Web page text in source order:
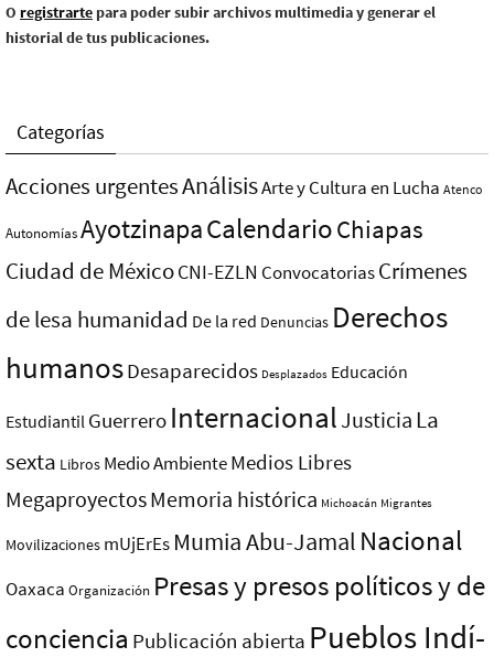
O registrarte para poder subir archivos multimedia y generar el
historial de tus publicaciones.
Categorías
Acciones urgentesAnálisisArte y Cultura en Lucha Atenco
AutonomíasAyotzinapaCalendarioChiapas
Ciudad de MéxicoCNI-EZLN ConvocatoriasCrímenes
de lesa humanidad De la red Denuncias Derechos
humanosDesaparecidos Desplazados Educación
Estudiantil Guerrero InternacionalJusticia La
sexta Libros Medio AmbienteMedios Libres
MegaproyectosMemoria histórica Michoacán Migrantes
Movilizaciones mUjErEs Mumia Abu-Jamal Nacional
Oaxaca Organización Presas y presos polí­ticos y de
conciencia Publicación abierta Pueblos Indí­